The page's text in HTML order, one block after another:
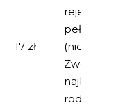
17 zł
rejestruje
(nie
Zwolnieni:
najbliższa
rodzina